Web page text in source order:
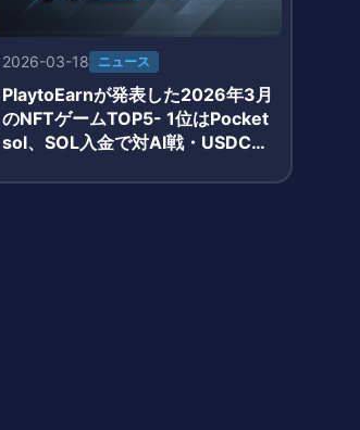
2026-03-18 ニュース
PlaytoEarnが発表した2026年3月
のNFTゲームTOP5- 1位はPocket
sol、SOL入金で対AI戦・USDC報